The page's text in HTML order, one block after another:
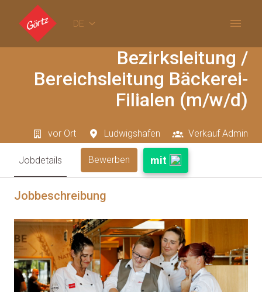
Inhalt
springen
Startseite DE
Bezirksleitung /
Bereichsleitung Bäckerei-
Filialen (m/w/d)
vor Ort Ludwigshafen Verkauf Admin
Jobdetails Bewerben mit
Jobbeschreibung